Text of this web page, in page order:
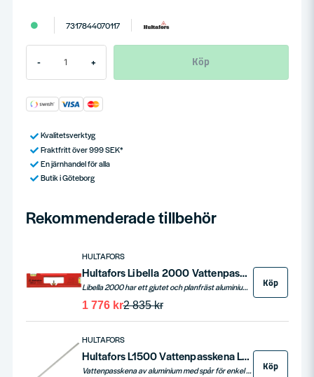
7317844070117
- + Köp
Kvalitetsverktyg
Fraktfritt över 999 SEK*
En järnhandel för alla
Butik i Göteborg
Rekommenderade tillbehör
HULTAFORS
Hultafors Libella 2000 Vattenpassdel
Libella 2000 har ett gjutet och planfräst aluminiumhus.
2 835 kr
1 776 kr
Köp
HULTAFORS
Hultafors L1500 Vattenpasskena LIBELLA 2000
Vattenpasskena av aluminium med spår för enkel och steglös montering på Libella 2000. Köp